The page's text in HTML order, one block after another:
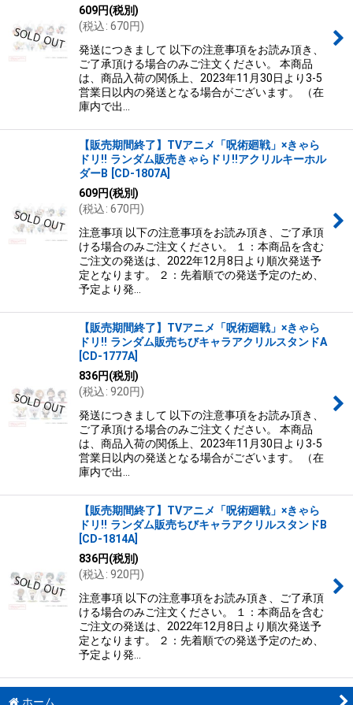
609円(税別)
(税込: 670円)
発送につきまして 以下の注意事項をお読み頂き、
ご了承頂ける場合のみご注文ください。 本商品
は、商品入荷の関係上、2023年11月30日より3-5
営業日以内の発送となる場合がございます。 （在
庫内で出…
【販売期間終了】TVアニメ「呪術廻戦」×きゃら
ドリ!! ランダム販売きゃらドリ!!アクリルキーホル
ダーB
CD-1807A
609円(税別)
(税込: 670円)
注意事項 以下の注意事項をお読み頂き、ご了承頂
ける場合のみご注文ください。 １：本商品を含む
ご注文の発送は、2022年12月8日より順次発送予
定となります。 ２：先着順での発送予定のため、
予定より発…
【販売期間終了】TVアニメ「呪術廻戦」×きゃら
ドリ!! ランダム販売ちびキャラアクリルスタンドA
CD-1777A
836円(税別)
(税込: 920円)
発送につきまして 以下の注意事項をお読み頂き、
ご了承頂ける場合のみご注文ください。 本商品
は、商品入荷の関係上、2023年11月30日より3-5
営業日以内の発送となる場合がございます。 （在
庫内で出…
【販売期間終了】TVアニメ「呪術廻戦」×きゃら
ドリ!! ランダム販売ちびキャラアクリルスタンドB
CD-1814A
836円(税別)
(税込: 920円)
注意事項 以下の注意事項をお読み頂き、ご了承頂
ける場合のみご注文ください。 １：本商品を含む
ご注文の発送は、2022年12月8日より順次発送予
定となります。 ２：先着順での発送予定のため、
予定より発…
ホーム